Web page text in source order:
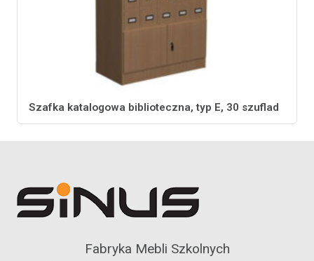
Szafka katalogowa biblioteczna, typ E, 30 szuflad
Fabryka Mebli Szkolnych